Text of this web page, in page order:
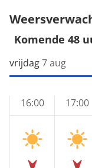
Komende 48
vrijdag7 aug
16:00 17:00